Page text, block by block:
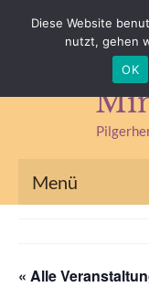
Impressum
Suchen
nach:
Menü
Kräuterlädchen
« Alle
Diese Website
nutzt, gehen
OK